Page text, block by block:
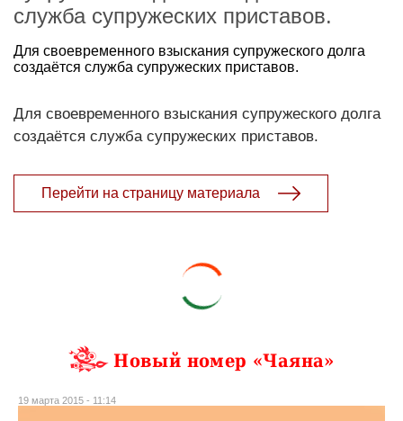
служба супружеских приставов.
Для своевременного взыскания супружеского долга
создаётся служба супружеских приставов.
Для своевременного взыскания супружеского долга
создаётся служба супружеских приставов.
Перейти на страницу материала
Новый номер «Чаяна»
19 марта 2015 - 11:14